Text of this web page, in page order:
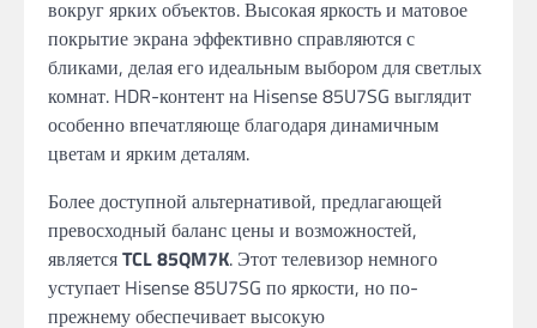
вокруг ярких объектов. Высокая яркость и матовое
покрытие экрана эффективно справляются с
бликами, делая его идеальным выбором для светлых
комнат. HDR-контент на Hisense 85U7SG выглядит
особенно впечатляюще благодаря динамичным
цветам и ярким деталям.
Более доступной альтернативой, предлагающей
превосходный баланс цены и возможностей,
являетсяTCL 85QM7K. Этот телевизор немного
уступает Hisense 85U7SG по яркости, но по-
прежнему обеспечивает высокую